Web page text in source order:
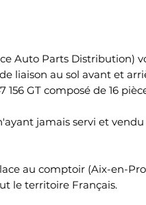
Auto Parts Distribution)
liaison au sol avant et
156 GT composé de 16
jamais servi et vendu
au comptoir (Aix-en-
le territoire Français.